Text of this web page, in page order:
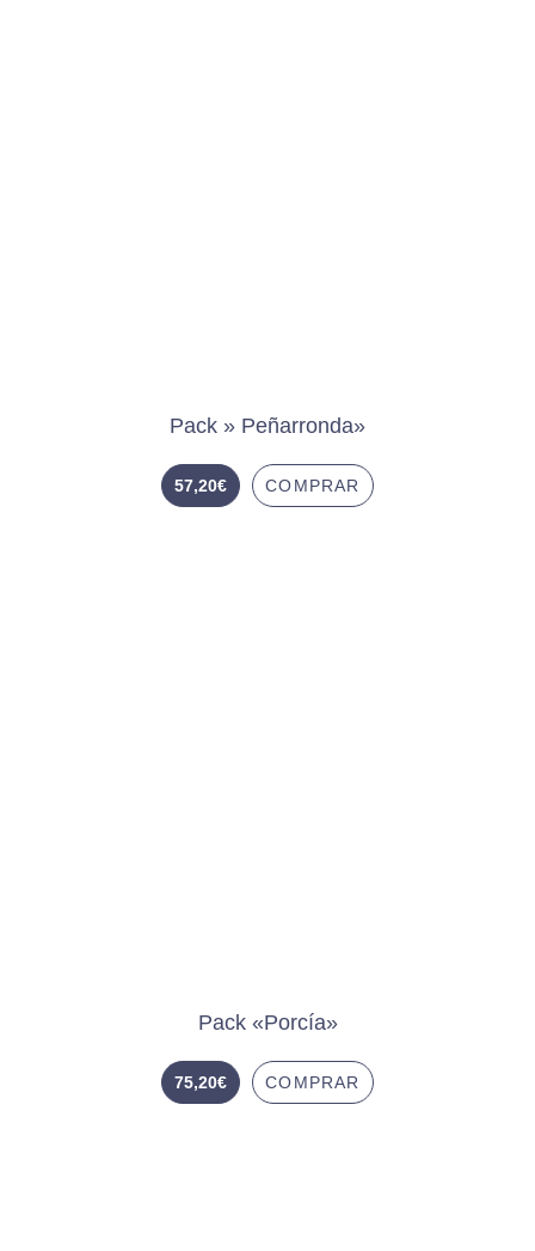
Pack » Peñarronda»
57,20€ COMPRAR
Pack «Porcía»
75,20€ COMPRAR